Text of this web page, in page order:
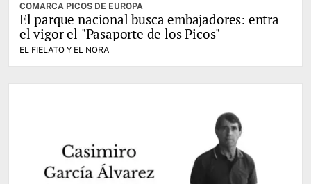
COMARCA PICOS DE EUROPA
El parque nacional busca embajadores: entra
el vigor el "Pasaporte de los Picos"
EL FIELATO Y EL NORA